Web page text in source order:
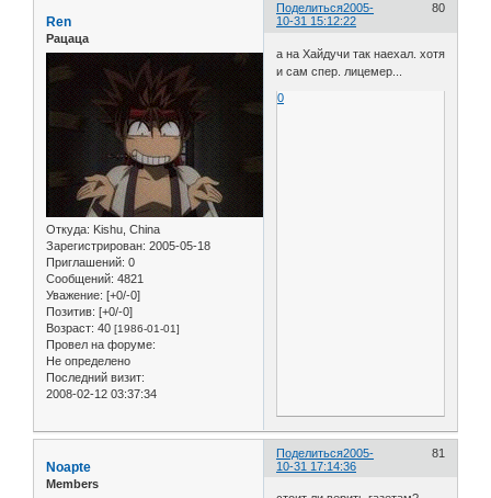
Поделиться 80
2005-
10-31 15:12:22
Ren
Рацаца
Откуда: Kishu, China
Зарегистрирован: 2005-05-18
Приглашений: 0
Сообщений: 4821
Уважение: [+0/-0]
Позитив: [+0/-0]
Возраст: 40 [1986-01-01]
Провел на форуме:
Не определено
Последний визит:
2008-02-12 03:37:34
а на Хайдучи так наехал. хотя
и сам спер. лицемер...
0
Поделиться 81
2005-
10-31 17:14:36
Noapte
Members